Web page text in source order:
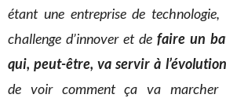
étant une entreprise de technologie,
challenge d’innover et de faire un
qui, peut-être, va servir à
de voir comment ça va marcher